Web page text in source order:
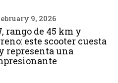
9, 2026
rango de 45 km y
este scooter cuesta
representa una